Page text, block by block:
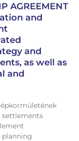
AGREEMENT
and
and
as well as
and
settlements